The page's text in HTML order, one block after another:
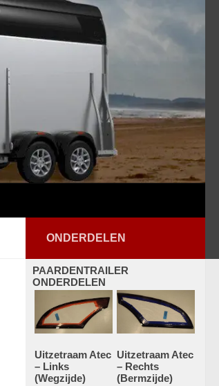
ONDERDELEN
PAARDENTRAILER
ONDERDELEN
Uitzetraam Atec
– Links
(Wegzijde)
Uitzetraam Atec
– Rechts
(Bermzijde)